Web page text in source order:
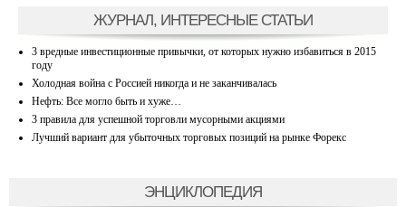
ЖУРНАЛ, ИНТЕРЕСНЫЕ СТАТЬИ
3 вредные инвестиционные привычки, от которых нужно избавиться в 2015
году
Холодная война с Россией никогда и не заканчивалась
Нефть: Все могло быть и хуже…
3 правила для успешной торговли мусорными акциями
Лучший вариант для убыточных торговых позиций на рынке Форекс
ЭНЦИКЛОПЕДИЯ